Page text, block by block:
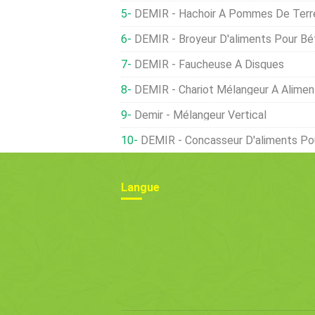
DEMIR - Hachoir À Pommes De
DEMIR - Broyeur D'aliments Pour
DEMIR - Faucheuse À Disques
DEMIR - Chariot Mélangeur À
Demir - Mélangeur Vertical
DEMIR - Concasseur D'aliments
Langue